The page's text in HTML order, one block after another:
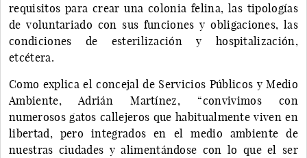
requisitos para crear una colonia felina, las tipologías
de voluntariado con sus funciones y obligaciones, las
condiciones de esterilización y hospitalización,
etcétera.
Como explica el concejal de Servicios Públicos y Medio
Ambiente, Adrián Martínez, “convivimos con
numerosos gatos callejeros que habitualmente viven en
libertad, pero integrados en el medio ambiente de
nuestras ciudades y alimentándose con lo que el ser